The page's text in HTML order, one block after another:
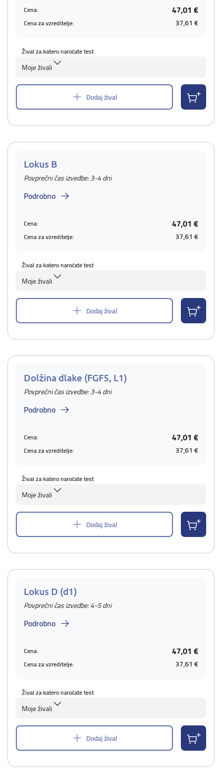
Cena: 47,01 €
Cena za vzreditelje: 37,61 €
Žival za katero naročate test
Moje živali
Dodaj žival
Lokus B
Povprečni čas izvedbe: 3-4 dni
Podrobno
Cena: 47,01 €
Cena za vzreditelje: 37,61 €
Žival za katero naročate test
Moje živali
Dodaj žival
Dolžina dlake (FGF5, L1)
Povprečni čas izvedbe: 3-4 dni
Podrobno
Cena: 47,01 €
Cena za vzreditelje: 37,61 €
Žival za katero naročate test
Moje živali
Dodaj žival
Lokus D (d1)
Povprečni čas izvedbe: 4-5 dni
Podrobno
Cena: 47,01 €
Cena za vzreditelje: 37,61 €
Žival za katero naročate test
Moje živali
Dodaj žival